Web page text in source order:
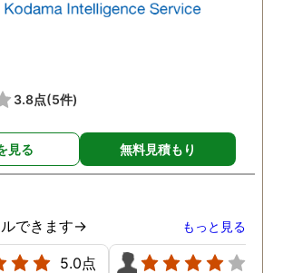
3.8点(5件)
見る 無料見積もり
できます→ もっと見る
5.0点